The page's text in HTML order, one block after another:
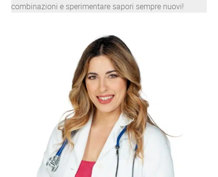
combinazioni e sperimentare sapori sempre nuovi!